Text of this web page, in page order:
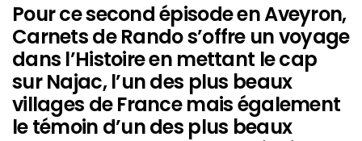
Pour ce second épisode en Aveyron,
Carnets de Rando s’offre un voyage
dans l’Histoire en mettant le cap
sur Najac, l’un des plus beaux
villages de France mais également
le témoin d’un des plus beaux